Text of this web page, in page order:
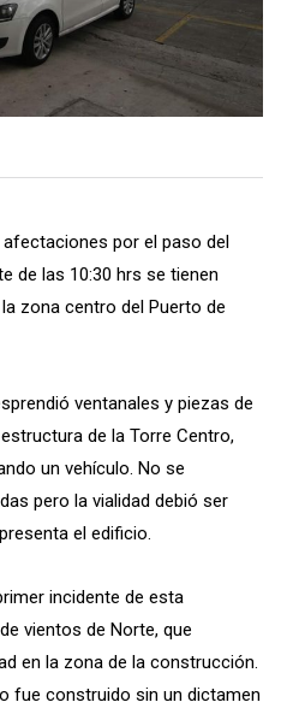
por el paso del
de las 10:30 hrs se tienen
zona centro del Puerto de
ventanales y piezas de
de la Torre Centro,
un vehículo. No se
pero la vialidad debió ser
el edificio.
incidente de esta
vientos de Norte, que
en la zona de la construcción.
fue construido sin un dictamen